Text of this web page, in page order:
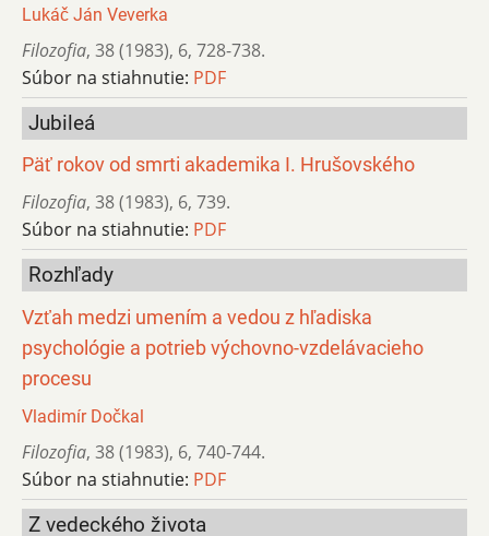
Lukáč Ján Veverka
Filozofia, 38 (1983), 6, 728-738.
Súbor na stiahnutie: PDF
Jubileá
Päť rokov od smrti akademika I. Hrušovského
Filozofia, 38 (1983), 6, 739.
Súbor na stiahnutie: PDF
Rozhľady
Vzťah medzi umením a vedou z hľadiska
psychológie a potrieb výchovno-vzdelávacieho
procesu
Vladimír Dočkal
Filozofia, 38 (1983), 6, 740-744.
Súbor na stiahnutie: PDF
Z vedeckého života